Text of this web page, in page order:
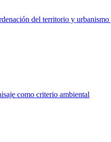
del territorio y
como criterio ambiental